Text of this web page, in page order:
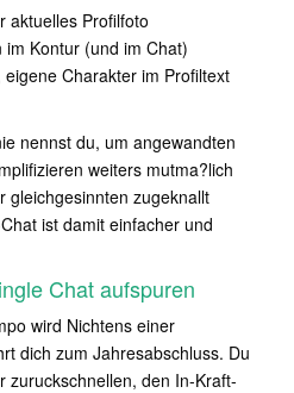
aktuelles Profilfoto
Kontur (und im Chat)
Charakter im Profiltext
nennst du, um angewandten
weiters mutma?lich
gleichgesinnten zugeknallt
ist damit einfacher und
Chat aufspuren
wird Nichtens einer
dich zum Jahresabschluss. Du
zuruckschnellen, den In-Kraft-